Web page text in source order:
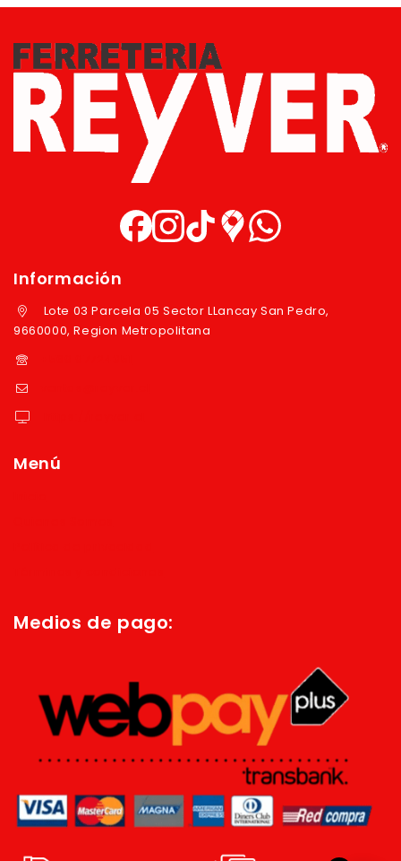
Información
Lote 03 Parcela 05 Sector LLancay San Pedro,
9660000, Region Metropolitana
Menú
Medios de pago: